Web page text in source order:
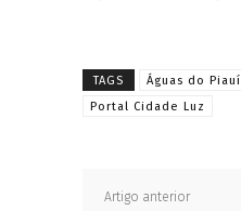
TAGS Águas do Piauí
Portal Cidade Luz
Artigo anterior